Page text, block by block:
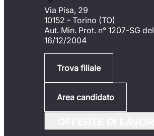
Via Pisa, 29
10152 - Torino (TO)
Aut. Min. Prot. n° 1207-SG del
16/12/2004
Trova filiale
Area candidato